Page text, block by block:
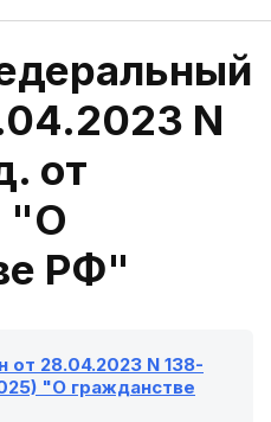
N
от
"О
РФ"
от 28.04.2023 N 138-
"О гражданстве